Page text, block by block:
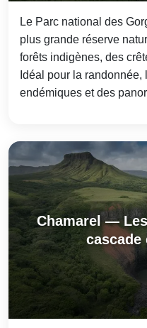
Le Parc national des
plus grande réserve
forêts indigènes, des
Idéal pour la
endémiques et des
Chamarel —
cascade